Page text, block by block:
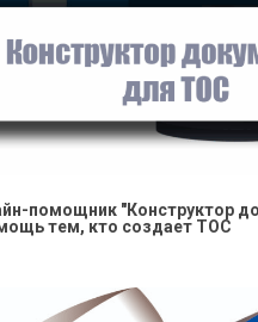
помощник "Конструктор
тем, кто создает ТОС